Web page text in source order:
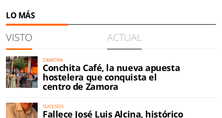
LO MÁS
VISTO ACTUAL
ZAMORA
Conchita Café, la nueva apuesta
hostelera que conquista el
centro de Zamora
SUCESOS
Fallece José Luis Alcina, histórico